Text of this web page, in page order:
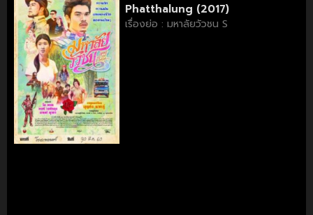
Phatthalung (2017)
เรื่องย่อ : มหาลัยวัวชน S